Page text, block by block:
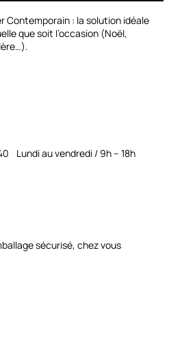
Contemporain : la solution idéale
que soit l’occasion (Noël,
Lundi au vendredi / 9h – 18h
sécurisé, chez vous